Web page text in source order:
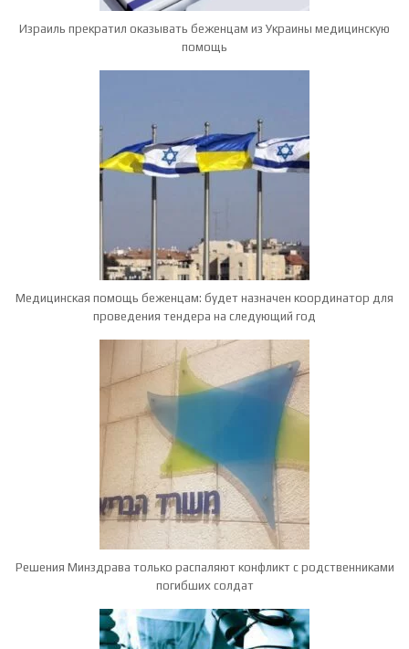
Израиль прекратил оказывать беженцам из Украины медицинскую
помощь
Медицинская помощь беженцам: будет назначен координатор для
проведения тендера на следующий год
Решения Минздрава только распаляют конфликт с родственниками
погибших солдат